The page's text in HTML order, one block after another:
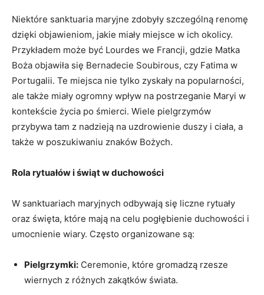
Niektóre sanktuaria maryjne zdobyły szczególną renomę
dzięki objawieniom, jakie miały miejsce w ich okolicy.
Przykładem może być Lourdes we Francji, gdzie Matka
Boża objawiła się Bernadecie Soubirous, czy Fatima w
Portugalii. Te miejsca nie tylko zyskały na popularności,
ale także miały ogromny wpływ na postrzeganie Maryi w
kontekście życia po śmierci. Wiele pielgrzymów
przybywa tam z nadzieją na uzdrowienie duszy i ciała, a
także w poszukiwaniu znaków Bożych.
Rola rytuałów i świąt w duchowości
W sanktuariach maryjnych odbywają się liczne rytuały
oraz święta, które mają na celu pogłębienie duchowości i
umocnienie wiary. Często organizowane są:
Pielgrzymki: Ceremonie, które gromadzą rzesze
wiernych z różnych zakątków świata.